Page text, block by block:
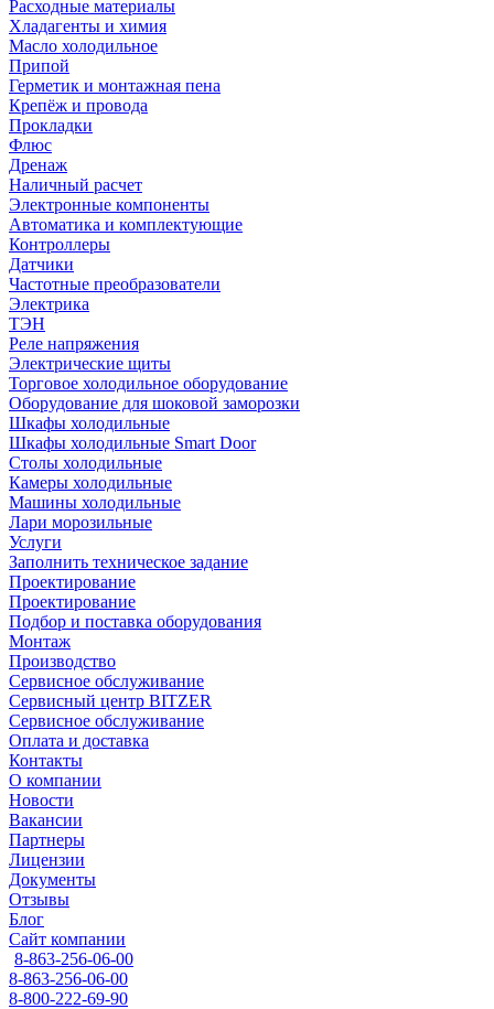
Расходные материалы
Хладагенты и химия
Масло холодильное
Припой
Герметик и монтажная пена
Крепёж и провода
Прокладки
Флюс
Дренаж
Наличный расчет
Электронные компоненты
Автоматика и комплектующие
Контроллеры
Датчики
Частотные преобразователи
Электрика
ТЭН
Реле напряжения
Электрические щиты
Торговое холодильное оборудование
Оборудование для шоковой заморозки
Шкафы холодильные
Шкафы холодильные Smart Door
Столы холодильные
Камеры холодильные
Машины холодильные
Лари морозильные
Услуги
Заполнить техническое задание
Проектирование
Проектирование
Подбор и поставка оборудования
Монтаж
Производство
Сервисное обслуживание
Сервисный центр BITZER
Сервисное обслуживание
Оплата и доставка
Контакты
О компании
Новости
Вакансии
Партнеры
Лицензии
Документы
Отзывы
Блог
Сайт компании
8-863-256-06-00
8-863-256-06-00
8-800-222-69-90